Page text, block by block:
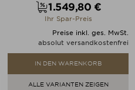
Preis
1.549,80 €
Ihr Spar-Preis
Preise inkl. ges. MwSt.
absolut versandkostenfrei
IN DEN WARENKORB
ALLE VARIANTEN ZEIGEN